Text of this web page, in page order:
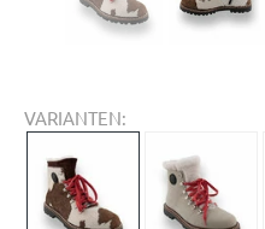
VARIANTEN: